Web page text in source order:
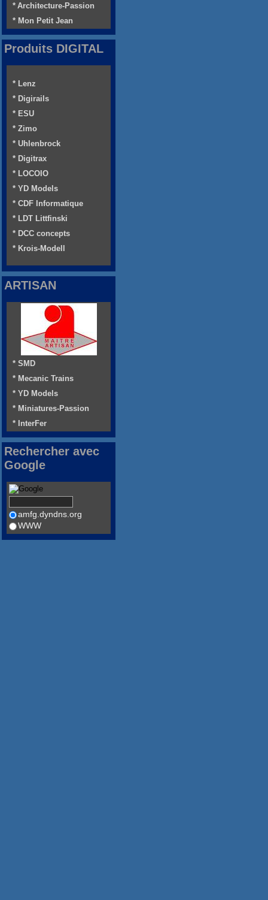
* Architecture-Passion
* Mon Petit Jean
Produits DIGITAL
* Lenz
* Digirails
* ESU
* Zimo
* Uhlenbrock
* Digitrax
* LOCOIO
* YD Models
* CDF Informatique
* LDT Littfinski
* DCC concepts
* Krois-Modell
ARTISAN
* SMD
* Mecanic Trains
* YD Models
* Miniatures-Passion
* InterFer
Rechercher avec
Google
amfg.dyndns.org
WWW